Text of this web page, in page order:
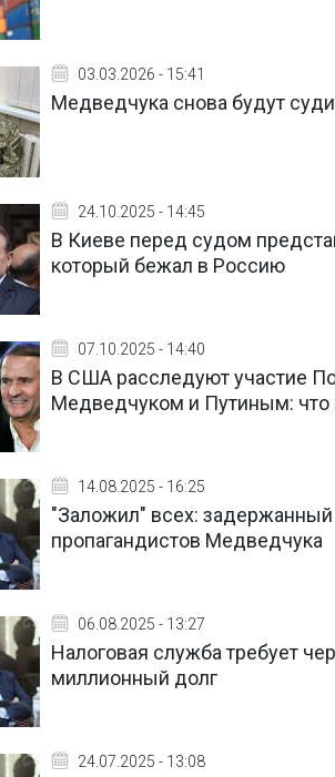
03.03.2026 - 15:41
Медведчука снова будут
24.10.2025 - 14:45
В Киеве перед судом
который бежал в Россию
07.10.2025 - 14:40
В США расследуют участие
Медведчуком и Путиным: что
14.08.2025 - 16:25
"Заложил" всех:
пропагандистов Медведчука
06.08.2025 - 13:27
Налоговая служба требует
миллионный долг
24.07.2025 - 13:08